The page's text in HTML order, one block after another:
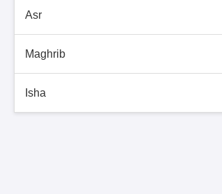
Asr
Maghrib
Isha